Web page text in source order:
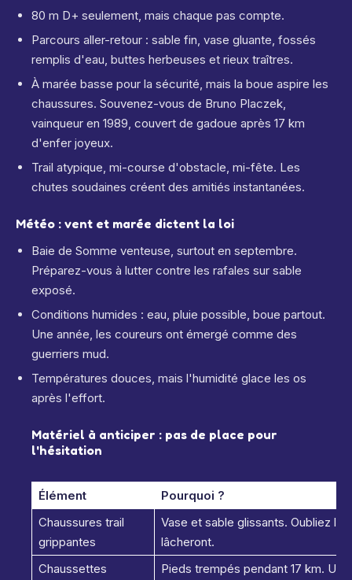
80 m D+ seulement, mais chaque pas compte.
Parcours aller-retour : sable fin, vase gluante, fossés
remplis d'eau, buttes herbeuses et rieux traîtres.
À marée basse pour la sécurité, mais la boue aspire les
chaussures. Souvenez-vous de Bruno Placzek,
vainqueur en 1989, couvert de gadoue après 17 km
d'enfer joyeux.
Trail atypique, mi-course d'obstacle, mi-fête. Les
chutes soudaines créent des amitiés instantanées.
Météo : vent et marée dictent la loi
Baie de Somme venteuse, surtout en septembre.
Préparez-vous à lutter contre les rafales sur sable
exposé.
Conditions humides : eau, pluie possible, boue partout.
Une année, les coureurs ont émergé comme des
guerriers mud.
Températures douces, mais l'humidité glace les os
après l'effort.
Matériel à anticiper : pas de place pour
l'hésitation
Élément
Pourquoi ?
Chaussures trail
grippantes
Vase et sable glissants. Oubliez
lâcheront.
Chaussettes
Pieds trempés pendant 17 km.